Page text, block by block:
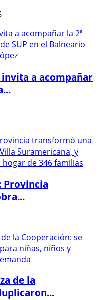
a acompañar
Provincia
de la